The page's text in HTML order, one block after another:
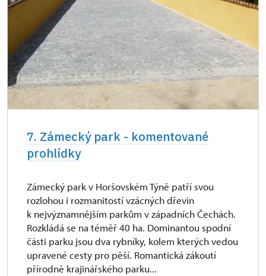
7. Zámecký park - komentované
prohlídky
Zámecký park v Horšovském Týně patří svou
rozlohou i rozmanitostí vzácných dřevin
k nejvýznamnějším parkům v západních Čechách.
Rozkládá se na téměř 40 ha. Dominantou spodní
části parku jsou dva rybníky, kolem kterých vedou
upravené cesty pro pěší. Romantická zákoutí
přírodně krajinářského parku...